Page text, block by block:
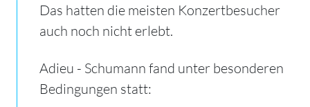
Das hatten die meisten Konzertbesucher
auch noch nicht erlebt.
Adieu - Schumann fand unter besonderen
Bedingungen statt: